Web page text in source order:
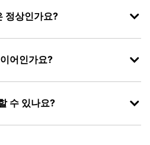
정상인가요?
어인가요?
수 있나요?